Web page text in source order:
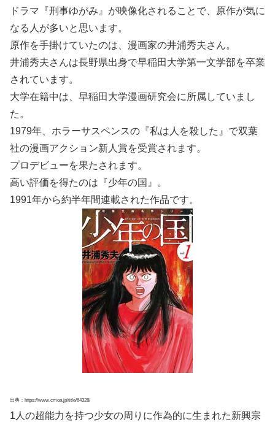
ドラマ『刑事ゆがみ』が映像化されることで、原作が気に
なる人が多いと思います。
原作を手掛けていたのは、漫画家の井浦秀夫さん。
井浦秀夫さんは長野県出身で早稲田大学第一文学部を卒業
されています。
大学在籍中は、早稲田大学漫画研究会に所属していまし
た。
1979年、ホラーサスペンスの『私は人を殺した』で双葉
社の漫画アクション新人賞を受賞されます。
プロデビューを果たされます。
高い評価を得たのは『少年の国』。
1991年から約半年間連載された作品です。
出典：https://www.cmoa.jp/title/64328/
1人の超能力を持つ少女の周りに作為的に生まれた新興宗